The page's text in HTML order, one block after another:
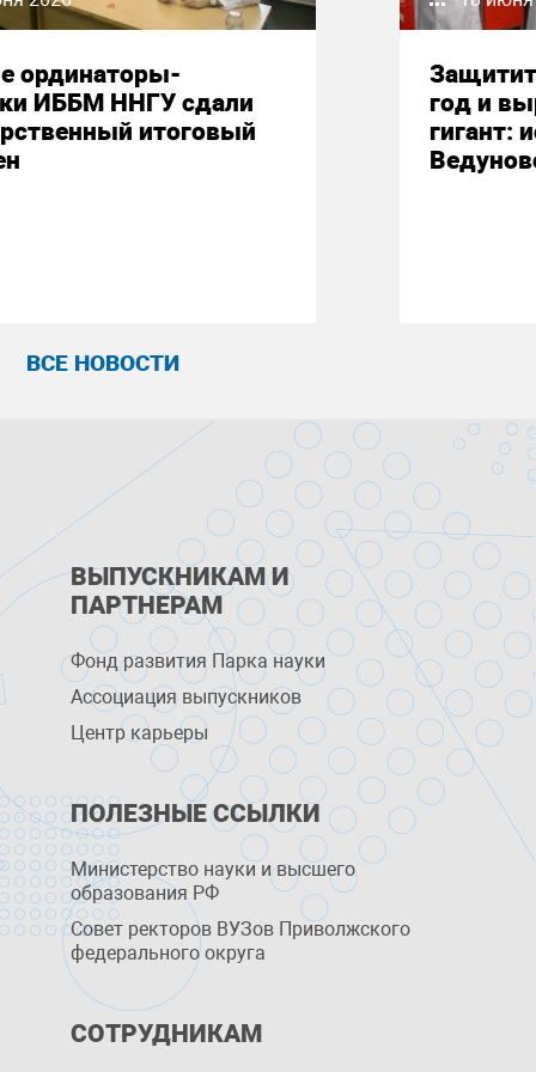
ординаторы-
ИББМ ННГУ сдали
итоговый
год и
гигант:
ВСЕ НОВОСТИ
ВЫПУСКНИКАМ И
ПАРТНЕРАМ
Фонд развития Парка науки
Ассоциация выпускников
Центр карьеры
ПОЛЕЗНЫЕ ССЫЛКИ
Министерство науки и высшего
образования РФ
Совет ректоров ВУЗов Приволжского
федерального округа
СОТРУДНИКАМ